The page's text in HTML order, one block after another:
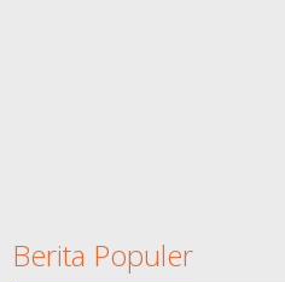
Berita Populer